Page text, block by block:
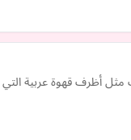
مثل أظرف قهوة عربية